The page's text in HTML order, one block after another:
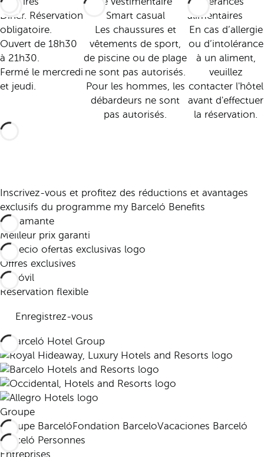
Dîner. Réservation
obligatoire.
Ouvert de 18h30
à 21h30.
Fermé le mercredi
et jeudi.
Smart casual
Les chaussures et
vêtements de sport,
de piscine ou de plage
ne sont pas autorisés.
Pour les hommes, les
débardeurs ne sont
pas autorisés.
alimentaires
En cas d’allergie
ou d’intolérance
à un aliment,
veuillez
contacter l'hôtel
avant d'effectuer
la réservation.
Inscrivez-vous et profitez des réductions et avantages
exclusifs du programme my Barceló Benefits
Meilleur prix garanti
Offres exclusives
Réservation flexible
Enregistrez-vous
Groupe
Groupe BarcelóFondation BarceloVacaciones Barceló
Barceló Personnes
Entreprises